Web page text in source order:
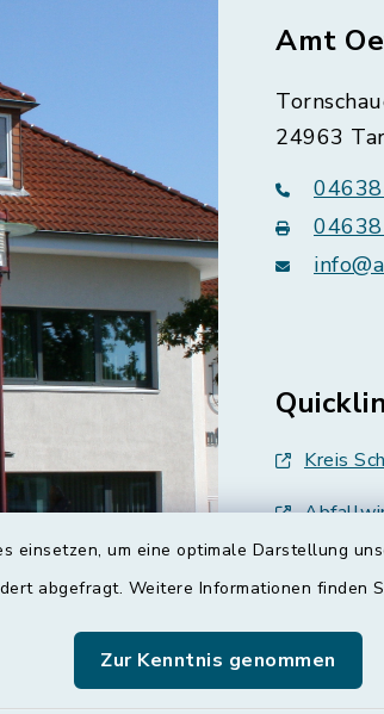
einsetzen, um eine optimale Darstellung
abgefragt. Weitere Informationen finden
Zur Kenntnis genommen
Amt
24963
Kreis
Grünes